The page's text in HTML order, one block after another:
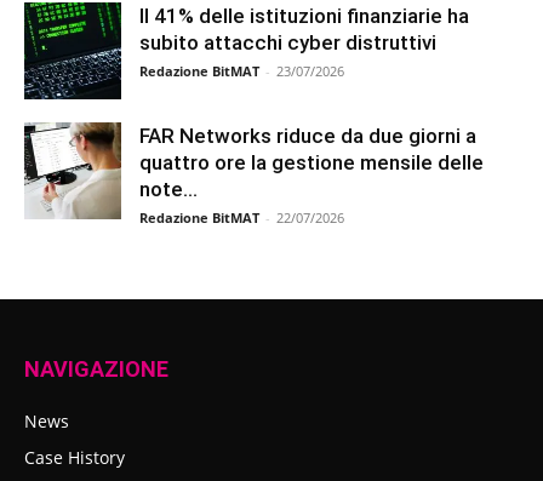
Il 41% delle istituzioni finanziarie ha
subito attacchi cyber distruttivi
Redazione BitMAT - 23/07/2026
FAR Networks riduce da due giorni a
quattro ore la gestione mensile delle
note...
Redazione BitMAT - 22/07/2026
NAVIGAZIONE
News
Case History